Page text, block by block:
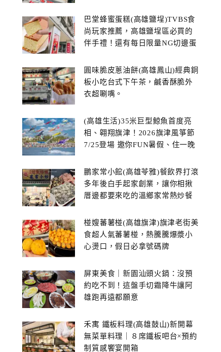
巴堂蜂蜜蛋糕(高雄鹽埕)TVBS食
尚玩家推薦，高雄鹽埕區必買的
伴手禮！還有每日限量NG切邊蛋
圓味脆皮蔥油餅(高雄鳳山)經典銅
板小吃台式下午茶，鹹香酥脆外
衣超唰嘴。
(高雄生活)35米巨型鯨魚首度亮
相、翱翔旗津！2026旗津風箏節
7/25登場 邀你FUN暑假、住一晚
鵬家常小館(高雄苓雅)餐飲界打滾
多年後白手起家創業，讓你相揪
厝邊都要來吃的溫鄉家常熱炒餐
椪嫂蕃薯椪(高雄旗津)旗津老街美
食超人氣蕃薯椪，熱騰騰爆漿小
心燙口，假日必拿號碼牌
屏東美食｜新園汕頭火鍋：沒預
約吃不到！這盤手切霜降牛讓阿
雄跑再遠都願意
禾寓 鐵板料理(高雄鼓山)新開幕
無菜單料理｜８席鐵板吧台×預約
制質感饗宴開箱